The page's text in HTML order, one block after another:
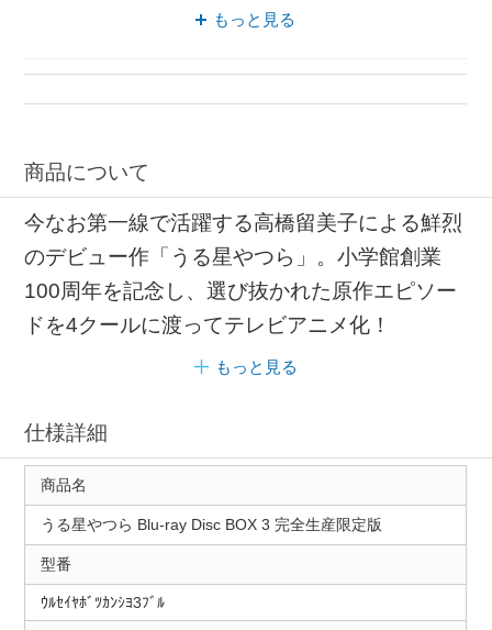
ブルーレイ 高校生
もっと見る
商品について
今なお第一線で活躍する高橋留美子による鮮烈
のデビュー作「うる星やつら」。小学館創業
100周年を記念し、選び抜かれた原作エピソー
ドを4クールに渡ってテレビアニメ化！
もっと見る
仕様詳細
商品名
うる星やつら Blu-ray Disc BOX 3 完全生産限定版
型番
ｳﾙｾｲﾔﾎﾞﾂｶﾝｼﾖ3ﾌﾞﾙ